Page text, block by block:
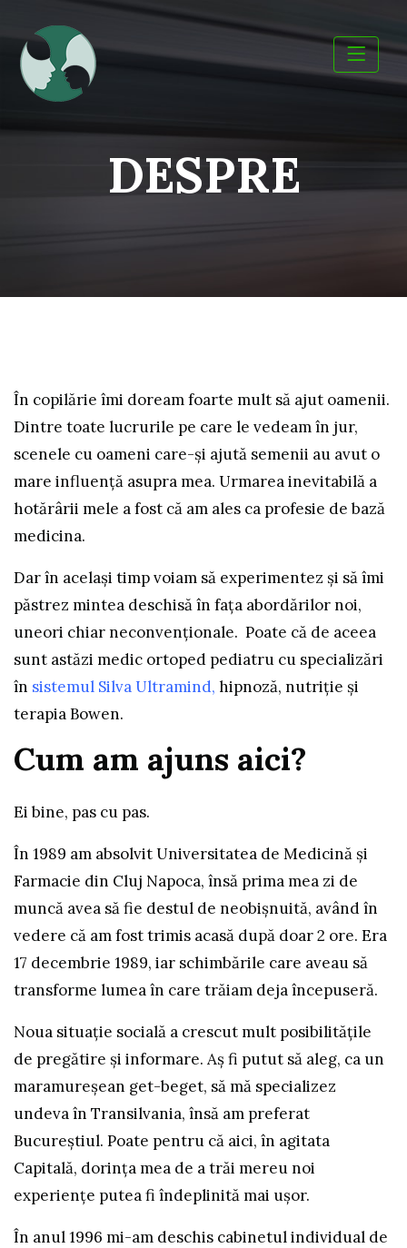
content
DESPRE
În copilărie îmi doream foarte mult să ajut oamenii.
Dintre toate lucrurile pe care le vedeam în jur,
scenele cu oameni care-și ajută semenii au avut o
mare influență asupra mea. Urmarea inevitabilă a
hotărârii mele a fost că am ales ca profesie de bază
medicina.
Dar în același timp voiam să experimentez și să îmi
păstrez mintea deschisă în fața abordărilor noi,
uneori chiar neconvenționale. Poate că de aceea
sunt astăzi medic ortoped pediatru cu specializări
în sistemul Silva Ultramind, hipnoză, nutriție și
terapia Bowen.
Cum am ajuns aici?
Ei bine, pas cu pas.
În 1989 am absolvit Universitatea de Medicină şi
Farmacie din Cluj Napoca, însă prima mea zi de
muncă avea să fie destul de neobișnuită, având în
vedere că am fost trimis acasă după doar 2 ore. Era
17 decembrie 1989, iar schimbările care aveau să
transforme lumea în care trăiam deja începuseră.
Noua situaţie socială a crescut mult posibilităţile
de pregătire şi informare. Aș fi putut să aleg, ca un
maramureșean get-beget, să mă specializez
undeva în Transilvania, însă am preferat
Bucureștiul. Poate pentru că aici, în agitata
Capitală, dorința mea de a trăi mereu noi
experiențe putea fi îndeplinită mai ușor.
În anul 1996 mi-am deschis cabinetul individual de